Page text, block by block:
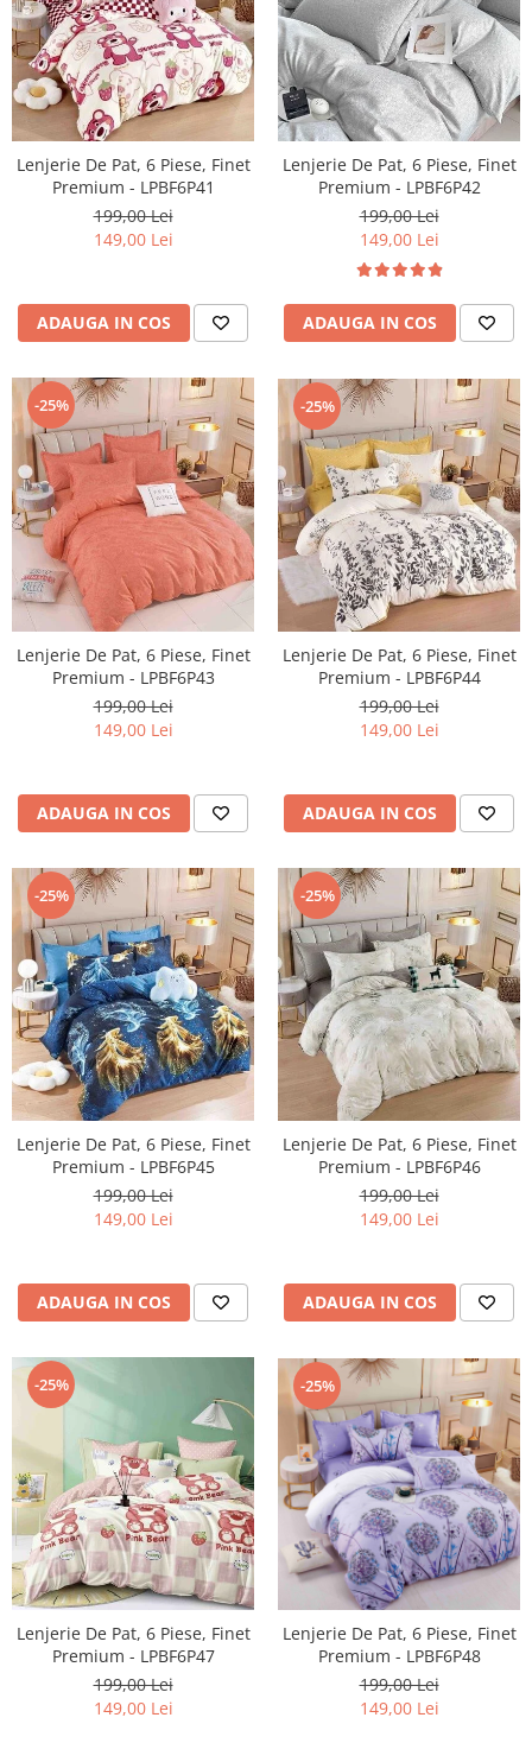
Lenjerie De Pat, 6 Piese, Finet
Premium - LPBF6P41
199,00 Lei
149,00 Lei
ADAUGA IN COS
Lenjerie De Pat, 6 Piese, Finet
Premium - LPBF6P42
199,00 Lei
149,00 Lei
ADAUGA IN COS
-25%
Lenjerie De Pat, 6 Piese, Finet
Premium - LPBF6P43
199,00 Lei
149,00 Lei
ADAUGA IN COS
-25%
Lenjerie De Pat, 6 Piese, Finet
Premium - LPBF6P44
199,00 Lei
149,00 Lei
ADAUGA IN COS
-25%
Lenjerie De Pat, 6 Piese, Finet
Premium - LPBF6P45
199,00 Lei
149,00 Lei
ADAUGA IN COS
-25%
Lenjerie De Pat, 6 Piese, Finet
Premium - LPBF6P46
199,00 Lei
149,00 Lei
ADAUGA IN COS
-25%
Lenjerie De Pat, 6 Piese, Finet
Premium - LPBF6P47
199,00 Lei
149,00 Lei
-25%
Lenjerie De Pat, 6 Piese, Finet
Premium - LPBF6P48
199,00 Lei
149,00 Lei